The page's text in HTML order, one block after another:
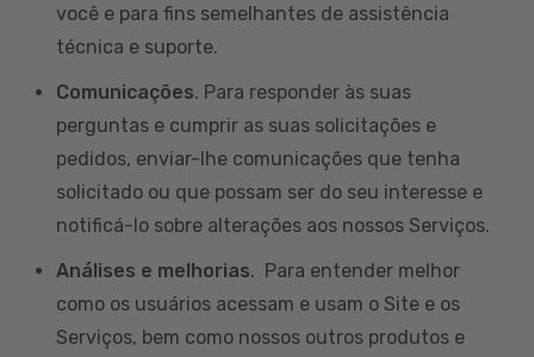
você e para fins semelhantes de assistência
técnica e suporte.
Comunicações. Para responder às suas
perguntas e cumprir as suas solicitações e
pedidos, enviar-lhe comunicações que tenha
solicitado ou que possam ser do seu interesse e
notificá-lo sobre alterações aos nossos Serviços.
Análises e melhorias. Para entender melhor
como os usuários acessam e usam o Site e os
Serviços, bem como nossos outros produtos e